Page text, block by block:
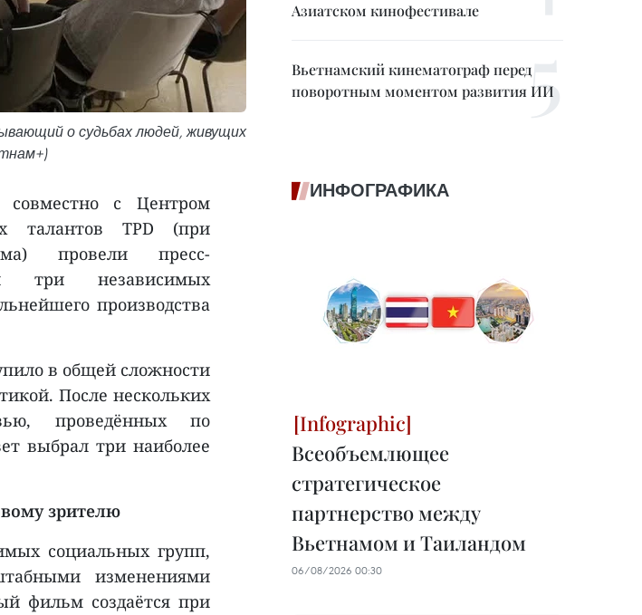
о судьбах людей, живущих
с Центром
талантов TPD (при
провели пресс-
три независимых
производства
в общей сложности
После нескольких
проведённых по
выбрал три наиболее
зрителю
социальных групп,
изменениями
фильм создаётся при
Азиатском кинофестивале
Вьетнамский кинематограф перед
поворотным моментом развития ИИ
ИНФОГРАФИКА
Всеобъемлющее
стратегическое
партнерство между
Вьетнамом и Таиландом
06/08/2026 00:30